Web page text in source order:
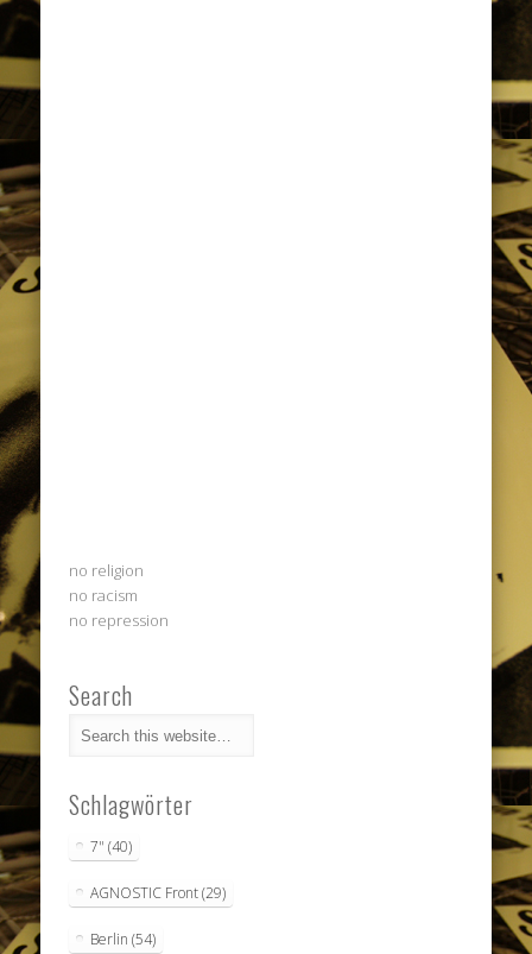
no religion
no racism
no repression
Search
Schlagwörter
7" (40)
AGNOSTIC Front(29)
Berlin (54)